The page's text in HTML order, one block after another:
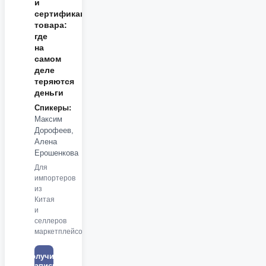
и
сертификация
товара:
где
на
самом
деле
теряются
деньги
Спикеры:
Максим
Дорофеев,
Алена
Ерошенкова
Для
импортеров
из
Китая
и
селлеров
маркетплейсов
Получить